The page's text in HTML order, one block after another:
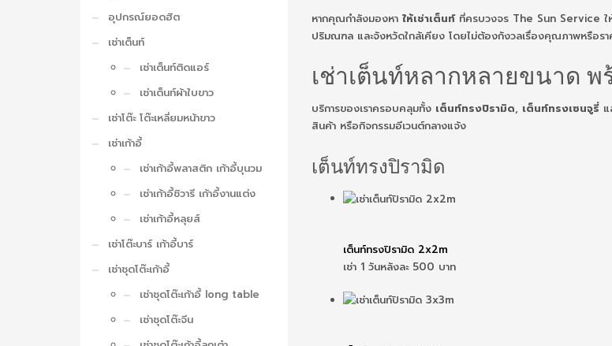
หากคุณกำลังมองหา ให้เช่าเต็นท์ที่ครบวงจร The Sun Service ใ
ปริมณฑล และจังหวัดใกล้เคียง โดยไม่ต้องกังวลเรื่องคุณภาพหรือรา
เช่าเต็นท์หลากหลายขนาด พ
บริการของเราครอบคลุมทั้ง เต็นท์ทรงปิรามิด, เต็นท์ทรงเซนจูรี่แ
สินค้า หรือกิจกรรมอีเวนต์กลางแจ้ง
เต็นท์ทรงปิรามิด
เต็นท์ทรงปิรามิด 2x2m
เช่า 1 วันหลังละ 500 บาท
อุปกรณ์ยอดฮิต
เช่าเต็นท์
เช่าเต็นท์ติดแอร์
เช่าเต็นท์ผ้าใบขาว
เช่าโต๊ะ โต๊ะเหลี่ยมหน้าขาว
เช่าเก้าอี้
เช่าเก้าอี้พลาสติก เก้าอี้บุนวม
เช่าเก้าอี้ชิวารี เก้าอี้งานแต่ง
เช่าเก้าอี้หลุยส์
เช่าโต๊ะบาร์ เก้าอี้บาร์
เช่าชุดโต๊ะเก้าอี้
เช่าชุดโต๊ะเก้าอี้ long table
เช่าชุดโต๊ะจีน